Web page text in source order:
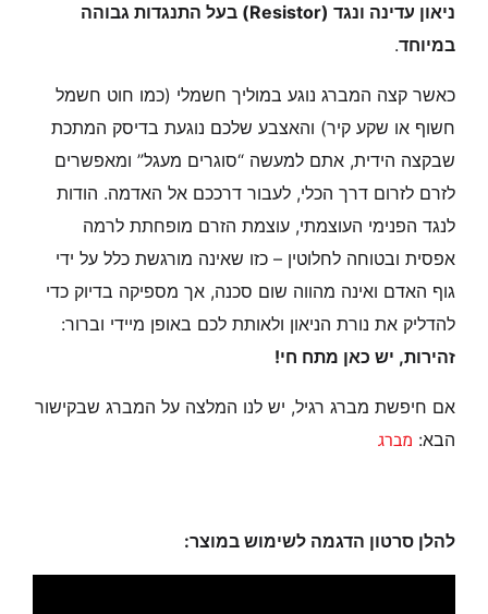
ניאון עדינה ונגד (Resistor) בעל התנגדות גבוהה
במיוחד.
כאשר קצה המברג נוגע במוליך חשמלי (כמו חוט חשמל
חשוף או שקע קיר) והאצבע שלכם נוגעת בדיסק המתכת
שבקצה הידית, אתם למעשה “סוגרים מעגל” ומאפשרים
לזרם לזרום דרך הכלי, לעבור דרככם אל האדמה. הודות
לנגד הפנימי העוצמתי, עוצמת הזרם מופחתת לרמה
אפסית ובטוחה לחלוטין – כזו שאינה מורגשת כלל על ידי
גוף האדם ואינה מהווה שום סכנה, אך מספיקה בדיוק כדי
להדליק את נורת הניאון ולאותת לכם באופן מיידי וברור:
זהירות, יש כאן מתח חי!
אם חיפשת מברג רגיל, יש לנו המלצה על המברג שבקישור
הבא: מברג
להלן סרטון הדגמה לשימוש במוצר: